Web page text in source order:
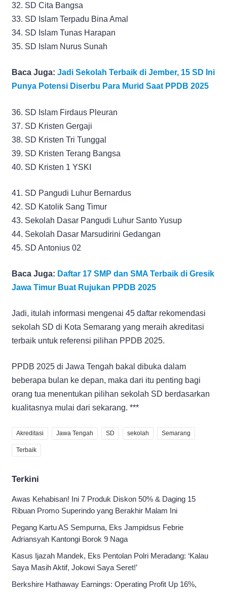
32. SD Cita Bangsa
33. SD Islam Terpadu Bina Amal
34. SD Islam Tunas Harapan
35. SD Islam Nurus Sunah
Baca Juga: Jadi Sekolah Terbaik di Jember, 15 SD Ini
Punya Potensi Diserbu Para Murid Saat PPDB 2025
36. SD Islam Firdaus Pleuran
37. SD Kristen Gergaji
38. SD Kristen Tri Tunggal
39. SD Kristen Terang Bangsa
40. SD Kristen 1 YSKI
41. SD Pangudi Luhur Bernardus
42. SD Katolik Sang Timur
43. Sekolah Dasar Pangudi Luhur Santo Yusup
44. Sekolah Dasar Marsudirini Gedangan
45. SD Antonius 02
Baca Juga: Daftar 17 SMP dan SMA Terbaik di Gresik
Jawa Timur Buat Rujukan PPDB 2025
Jadi, itulah informasi mengenai 45 daftar rekomendasi
sekolah SD di Kota Semarang yang meraih akreditasi
terbaik untuk referensi pilihan PPDB 2025.
PPDB 2025 di Jawa Tengah bakal dibuka dalam
beberapa bulan ke depan, maka dari itu penting bagi
orang tua menentukan pilihan sekolah SD berdasarkan
kualitasnya mulai dari sekarang. ***
Akreditasi Jawa Tengah SD sekolah Semarang
Terbaik
Terkini
Awas Kehabisan! Ini 7 Produk Diskon 50% & Daging 15
Ribuan Promo Superindo yang Berakhir Malam Ini
Pegang Kartu AS Sempurna, Eks Jampidsus Febrie
Adriansyah Kantongi Borok 9 Naga
Kasus Ijazah Mandek, Eks Pentolan Polri Meradang: ‘Kalau
Saya Masih Aktif, Jokowi Saya Seret!’
Berkshire Hathaway Earnings: Operating Profit Up 16%,